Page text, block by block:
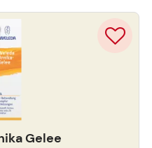
Gelee